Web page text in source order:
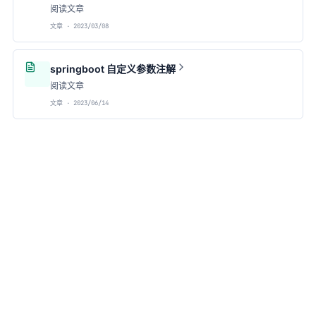
阅读文章
文章 · 2023/03/08
springboot 自定义参数注解
阅读文章
文章 · 2023/06/14